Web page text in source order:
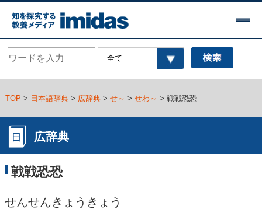
TOP > 日本語辞典> 広辞典> せ～ > せわ～ > 戦戦恐恐
広辞典
戦戦恐恐
せんせんきょうきょう